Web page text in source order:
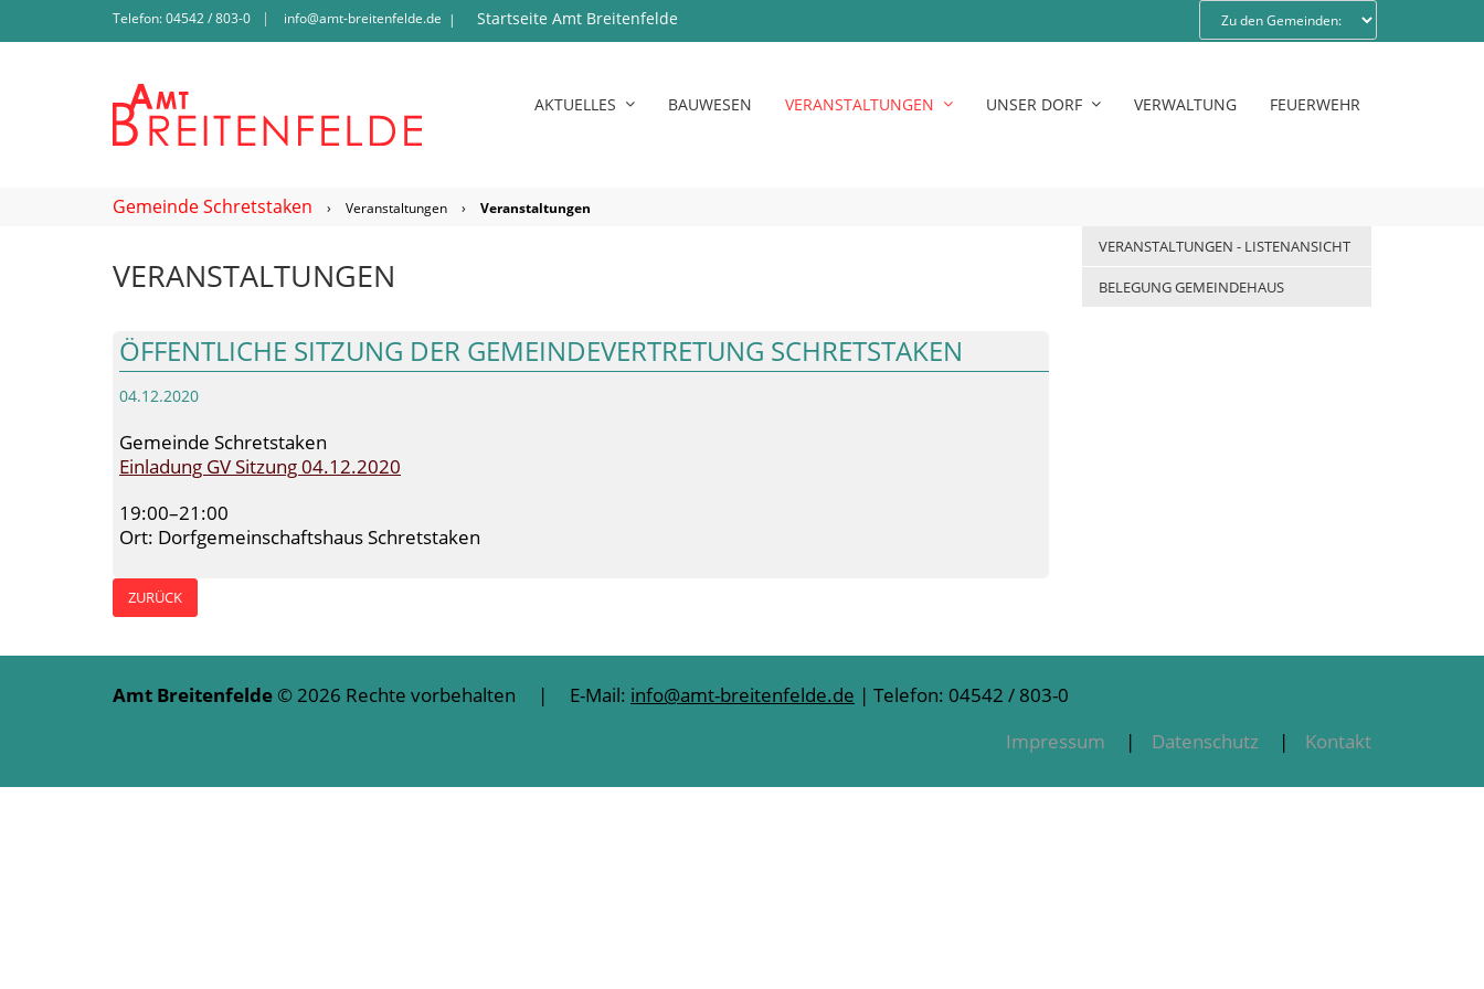
Telefon: 04542 / 803-0 info@amt-breitenfelde.de | Startseite Amt Breitenfelde
AKTUELLES BAUWESEN VERANSTALTUNGEN UNSER DORF VERWALTUNG FEUERWEHR
Gemeinde Schretstaken › Veranstaltungen › Veranstaltungen
VERANSTALTUNGEN
ÖFFENTLICHE SITZUNG DER GEMEINDEVERTRETUNG SCHRETSTAKEN
04.12.2020
Gemeinde Schretstaken
Einladung GV Sitzung 04.12.2020
19:00–21:00
Ort: Dorfgemeinschaftshaus Schretstaken
ZURÜCK
VERANSTALTUNGEN - LISTENANSICHT
BELEGUNG GEMEINDEHAUS
Amt Breitenfelde © 2026 Rechte vorbehalten | E-Mail: info@amt-breitenfelde.de | Telefon: 04542 / 803-0
Impressum
Datenschutz Kontakt